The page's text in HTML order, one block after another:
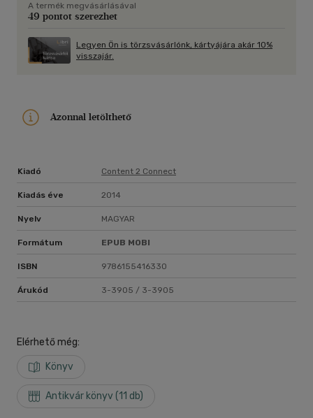
A termék megvásárlásával
49 pontot szerezhet
Legyen Ön is törzsvásárlónk, kártyájára akár 10%
visszajár.
Azonnal letölthető
Kiadó Content 2 Connect
Kiadás éve 2014
Nyelv MAGYAR
Formátum EPUB MOBI
ISBN 9786155416330
Árukód 3-3905 / 3-3905
Elérhető még:
Könyv
Antikvár könyv (11 db)